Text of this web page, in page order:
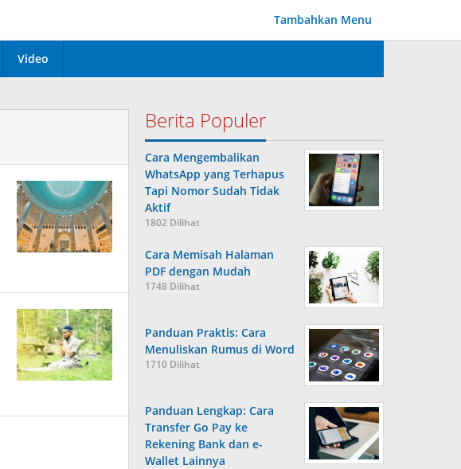
Tambahkan Menu
Video
Berita Populer
Cara Mengembalikan
WhatsApp yang Terhapus
Tapi Nomor Sudah Tidak
Aktif
1802 Dilihat
Cara Memisah Halaman
PDF dengan Mudah
1748 Dilihat
Panduan Praktis: Cara
Menuliskan Rumus di Word
1710 Dilihat
Panduan Lengkap: Cara
Transfer Go Pay ke
Rekening Bank dan e-
Wallet Lainnya